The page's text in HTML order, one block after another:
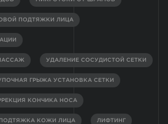
ПОДТЯЖКИ ЛИЦА
УДАЛЕНИЕ СОСУДИСТОЙ СЕТКИ
ГРЫЖА УСТАНОВКА СЕТКИ
КОНЧИКА НОСА
ПОДТЯЖКА КОЖИ ЛИЦА ЛИФТИНГ